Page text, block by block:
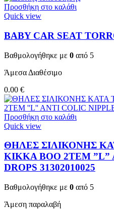
Προσθήκη στο καλάθι
Quick view
BABY CAR SEAT
Βαθμολογήθηκε με 0 από 5
Άμεσα Διαθέσιμο
0.00 €
Προσθήκη στο καλάθι
Quick view
ΘΗΛΕΣ ΣΙΛΙΚΟΝΗΣ
KIKKA BOO 2TEM ”L”
DROPS 31302010025
Βαθμολογήθηκε με 0 από 5
Άμεση παραλαβή